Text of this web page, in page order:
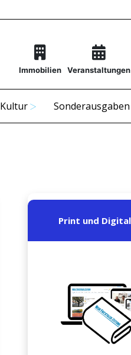
Immobilien Veranstaltungen
Kultur Sonderausgaben